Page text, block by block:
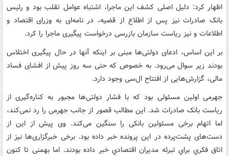
اظهار کرد: دلیل اصلی کشف این ماجرا،‌ اشتباه عوامل تقلب بود و رئیس
بانک صادرات نیز پس از اطلاع از قضیه، در نامه‌ای به وزرای اقتصاد و
اطلاعات و نیز ریاست سازمان بازرسی درخواست پیگیری ماجرا را کرد.
بر این اساس، ادعای دولتی‌ها مبنی بر اینکه آنها در حال پیگیری اختلاس
بودند زیر سوال می‌رود. به خصوص که حتی سه روز پیش از افشای فساد
مالی، گزارش‌هایی از افتتاح ال‌سی وجود دارد.
جهرمی اولین مسئولی بود که با فشار دولتی‌ها مجبور به کناره‌گیری از
ریاست بانک صادرات شد. این مطالب قصور از جانب جهرمی را رد نمی‌کند،
اما اتهام برخی مسئولین بانکی را سنگین می‌کند. وی پیش از این از
دست‌های پشت‌پرده در این پرونده خبر داده بود. برخی خبرگزاری‌ها نیز از
اتاق فكري براي تبرئه مديران اقتصادي خبر داده بودند. اما بهمنی تا کنون